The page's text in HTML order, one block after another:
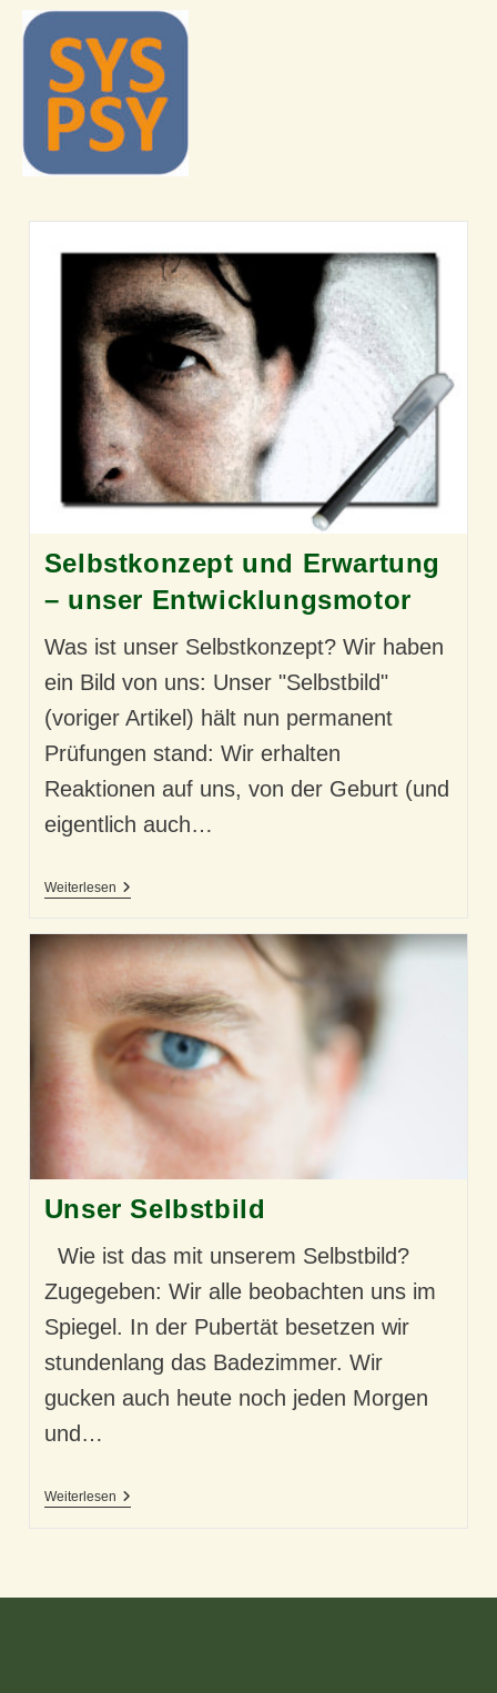
Selbstkonzept und Erwartung
– unser Entwicklungsmotor
Was ist unser Selbstkonzept? Wir haben
ein Bild von uns: Unser "Selbstbild"
(voriger Artikel) hält nun permanent
Prüfungen stand: Wir erhalten
Reaktionen auf uns, von der Geburt (und
eigentlich auch…
WeiterlesenSelbstkonzept
–
Unser
Entwicklungsmotor
Unser Selbstbild
Wie ist das mit unserem Selbstbild?
Zugegeben: Wir alle beobachten uns im
Spiegel. In der Pubertät besetzen wir
stundenlang das Badezimmer. Wir
gucken auch heute noch jeden Morgen
und…
WeiterlesenUnser